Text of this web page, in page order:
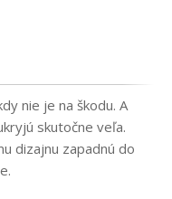
nie je na škodu. A
skutočne veľa.
dizajnu zapadnú do